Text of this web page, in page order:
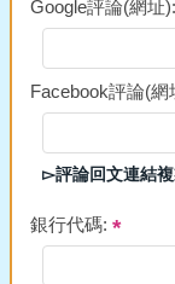
Google評論(網址):
Facebook評論(網
▻評論回文連結
銀行代碼: